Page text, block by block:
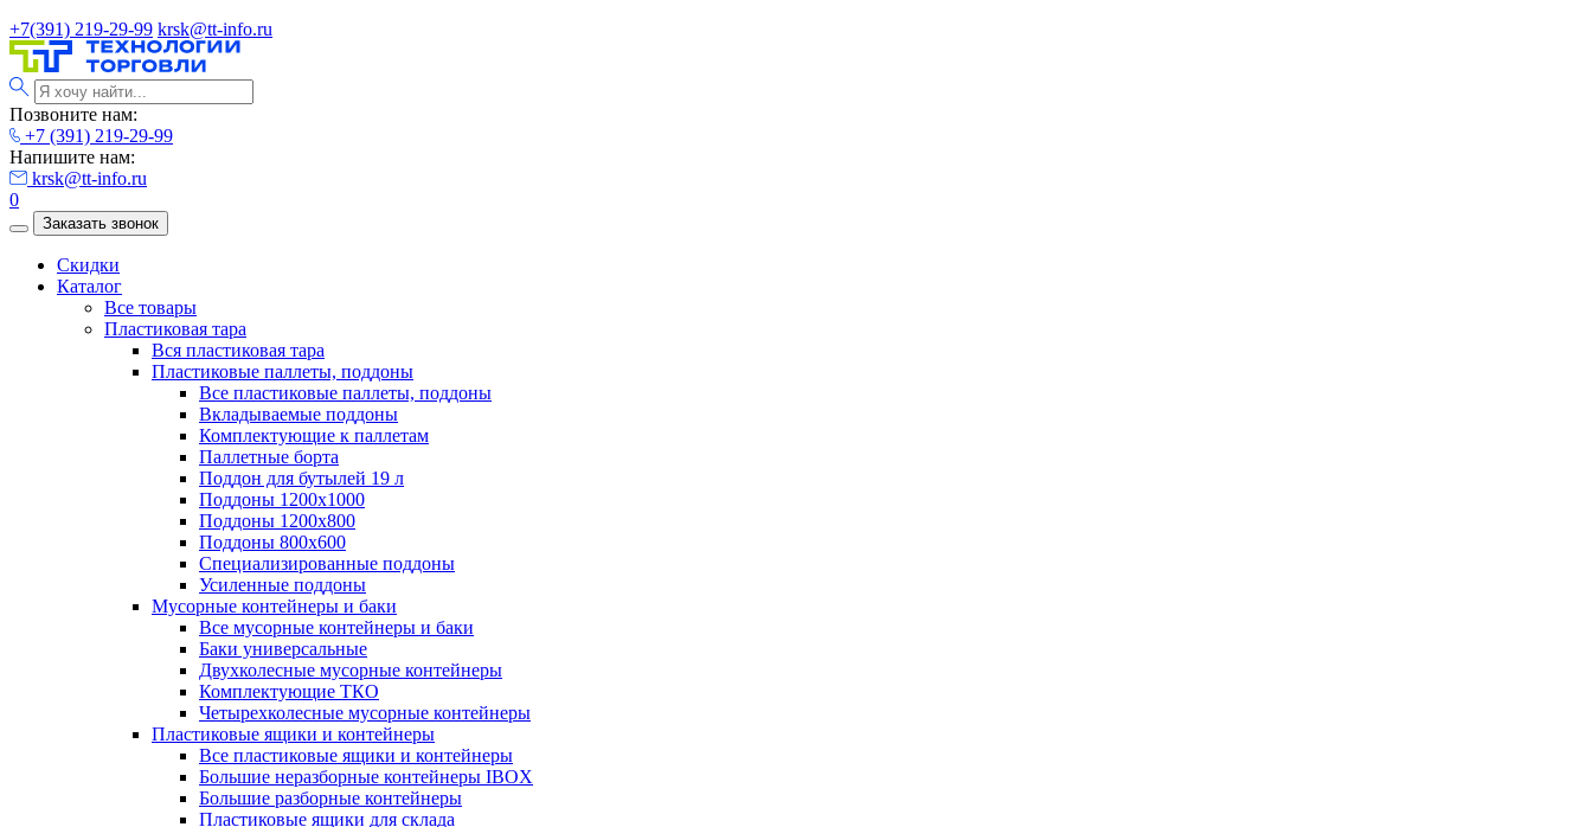
+7(391) 219-29-99 krsk@tt-info.ru
Позвоните нам:
+7 (391) 219-29-99
Напишите нам:
krsk@tt-info.ru
0
Заказать звонок
Скидки
Каталог
Все товары
Пластиковая тара
Вся пластиковая тара
Пластиковые паллеты, поддоны
Все пластиковые паллеты, поддоны
Вкладываемые поддоны
Комплектующие к паллетам
Паллетные борта
Поддон для бутылей 19 л
Поддоны 1200х1000
Поддоны 1200х800
Поддоны 800х600
Специализированные поддоны
Усиленные поддоны
Мусорные контейнеры и баки
Все мусорные контейнеры и баки
Баки универсальные
Двухколесные мусорные контейнеры
Комплектующие ТКО
Четырехколесные мусорные контейнеры
Пластиковые ящики и контейнеры
Все пластиковые ящики и контейнеры
Большие неразборные контейнеры IBOX
Большие разборные контейнеры
Пластиковые ящики для склада